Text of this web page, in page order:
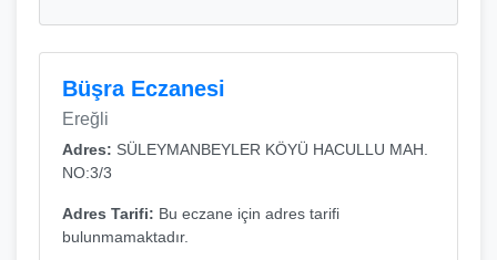
Büşra Eczanesi
Ereğli
Adres: SÜLEYMANBEYLER KÖYÜ HACULLU MAH.
NO:3/3
Adres Tarifi: Bu eczane için adres tarifi
bulunmamaktadır.